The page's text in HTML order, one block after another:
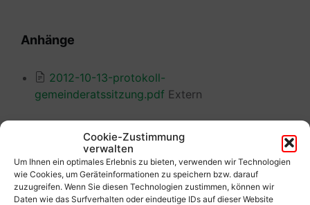
Cookie-Zustimmung
verwalten
Um Ihnen ein optimales Erlebnis zu bieten, verwenden wir Technologien
wie Cookies, um Geräteinformationen zu speichern bzw. darauf
zuzugreifen. Wenn Sie diesen Technologien zustimmen, können wir
Daten wie das Surfverhalten oder eindeutige IDs auf dieser Website
Anhänge
2012-10-13-protokoll-
gemeinderatssitzung.pdf Extern
Vorherige
Protokoll vom 15.12.2012